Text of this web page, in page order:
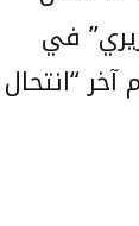
في
“انتحال